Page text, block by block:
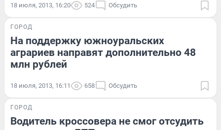
18 июля, 2013, 16:20 524 Обсудить
ГОРОД
На поддержку южноуральских
аграриев направят дополнительно 48
млн рублей
18 июля, 2013, 16:11 658 Обсудить
ГОРОД
Водитель кроссовера не смог отсудить